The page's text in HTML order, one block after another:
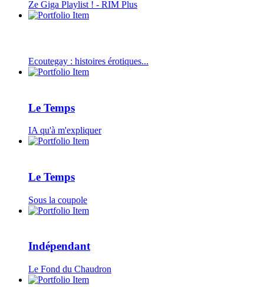
Ze Giga Playlist ! - RIM Plus
Ecoutegay : histoires érotiques...
Le Temps
IA qu'à m'expliquer
Le Temps
Sous la coupole
Indépendant
Le Fond du Chaudron